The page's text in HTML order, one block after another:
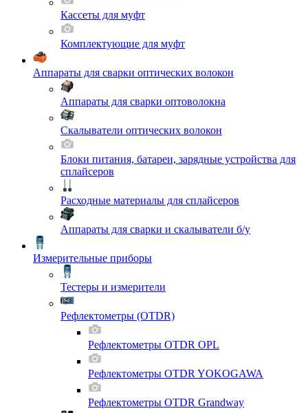
Кассеты для муфт
Комплектующие для муфт
Аппараты для сварки оптических волокон
Аппараты для сварки оптоволокна
Скалыватели оптических волокон
Блоки питания, батареи, зарядные устройства для
сплайсеров
Расходные материалы для сплайсеров
Аппараты для сварки и скалыватели б/у
Измерительные приборы
Тестеры и измерители
Рефлектометры (OTDR)
Рефлектометры OTDR OPL
Рефлектометры OTDR YOKOGAWA
Рефлектометры OTDR Grandway